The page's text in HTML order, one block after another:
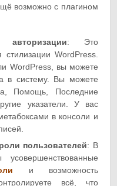
возможно с плагином
: Это
стилизации WordPress.
WordPress, вы можете
в систему. Вы можете
Помощь, Последние
указатели. У вас
в консоли и
пользователей: В
и возможность
всё, что